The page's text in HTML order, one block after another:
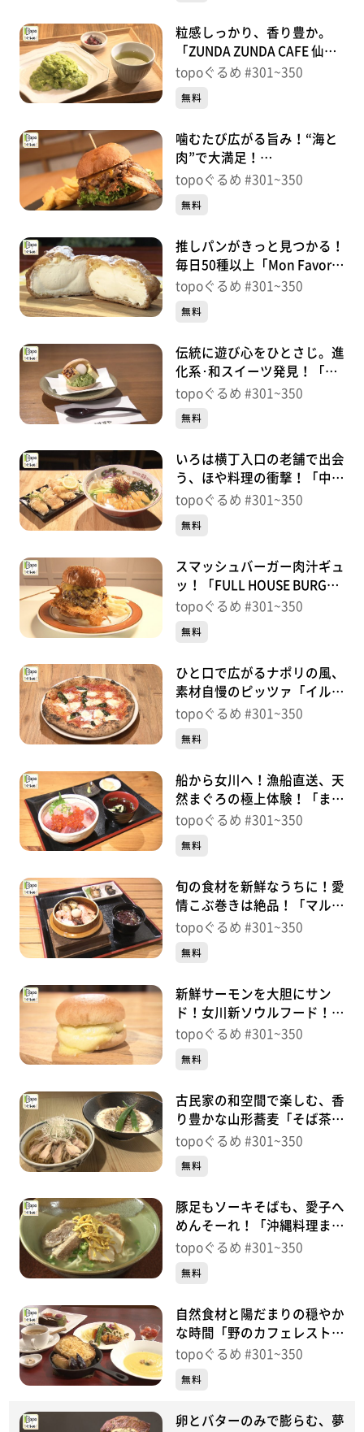
粒感しっかり、香り豊か。
「ZUNDA ZUNDA CAFE 仙台
一番町本店」（青葉区一番
topoぐるめ #301~350
無料
噛むたび広がる旨み！“海と
肉”で大満足！
「SEAFOOD&BURGER gfu.」
ぐるめ】
topoぐるめ #301~350
無料
推しパンがきっと見つかる！
毎日50種以上「Mon Favori
BAKERY」（太白区西中田）
topoぐるめ #301~350
無料
伝統に遊び心をひとさじ。進
化系･和スイーツ発見！「甘
味処 すずや」（青葉区一番
topoぐるめ #301~350
無料
いろは横丁入口の老舗で出会
う、ほや料理の衝撃！「中華
そば 笹屋」（青葉区一番
topoぐるめ #301~350
無料
スマッシュバーガー肉汁ギュ
ッ！「FULL HOUSE BURGER
SHOP」（青葉区一番町）＃
topoぐるめ #301~350
無料
ひと口で広がるナポリの風、
素材自慢のピッツァ「イル･
ガッピアーノ」（女川町女
topoぐるめ #301~350
無料
船から女川へ！漁船直送、天
然まぐろの極上体験！「まぐ
ろ屋 明神丸」（女川町女
topoぐるめ #301~350
無料
旬の食材を新鮮なうちに！愛
情こぶ巻きは絶品！「マルキ
チ阿部商店」（女川町女川）
topoぐるめ #301~350
無料
新鮮サーモンを大胆にサン
ド！女川新ソウルフード！？
「女川バーガー」（女川町女
topoぐるめ #301~350
無料
古民家の和空間で楽しむ、香
り豊かな山形蕎麦「そば茶房
萬乃助」（青葉区高野原）＃
topoぐるめ #301~350
無料
豚足もソーキそばも、愛子へ
めんそーれ！「沖縄料理まぁ
さん家」（青葉区下愛子町）
topoぐるめ #301~350
無料
自然食材と陽だまりの穏やか
な時間「野のカフェレストラ
ンkibako」（青葉区高野
topoぐるめ #301~350
無料
卵とバターのみで膨らむ、夢